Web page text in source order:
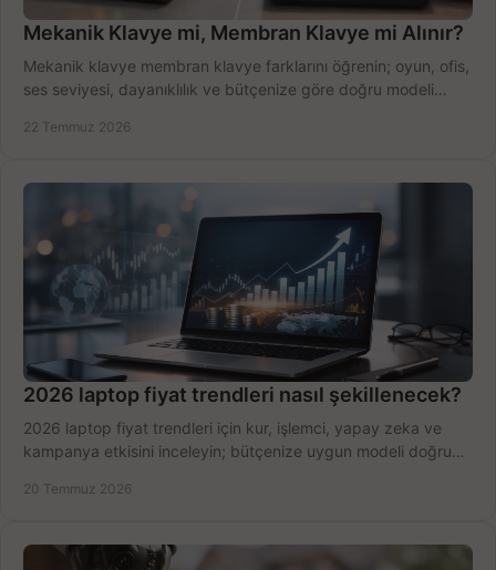
Mekanik Klavye mi, Membran Klavye mi Alınır?
Mekanik klavye membran klavye farklarını öğrenin; oyun, ofis,
ses seviyesi, dayanıklılık ve bütçenize göre doğru modeli
22 Temmuz 2026
2026 laptop fiyat trendleri nasıl şekillenecek?
2026 laptop fiyat trendleri için kur, işlemci, yapay zeka ve
kampanya etkisini inceleyin; bütçenize uygun modeli doğru
20 Temmuz 2026